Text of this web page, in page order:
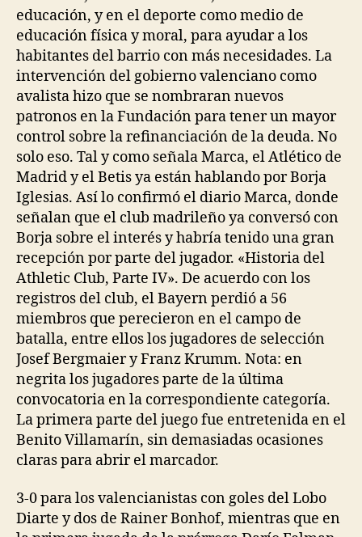
educación, y en el deporte como medio de
educación física y moral, para ayudar a los
habitantes del barrio con más necesidades. La
intervención del gobierno valenciano como
avalista hizo que se nombraran nuevos
patronos en la Fundación para tener un mayor
control sobre la refinanciación de la deuda. No
solo eso. Tal y como señala Marca, el Atlético de
Madrid y el Betis ya están hablando por Borja
Iglesias. Así lo confirmó el diario Marca, donde
señalan que el club madrileño ya conversó con
Borja sobre el interés y habría tenido una gran
recepción por parte del jugador. «Historia del
Athletic Club, Parte IV». De acuerdo con los
registros del club, el Bayern perdió a 56
miembros que perecieron en el campo de
batalla, entre ellos los jugadores de selección
Josef Bergmaier y Franz Krumm. Nota: en
negrita los jugadores parte de la última
convocatoria en la correspondiente categoría.
La primera parte del juego fue entretenida en el
Benito Villamarín, sin demasiadas ocasiones
claras para abrir el marcador.
3-0 para los valencianistas con goles del Lobo
Diarte y dos de Rainer Bonhof, mientras que en